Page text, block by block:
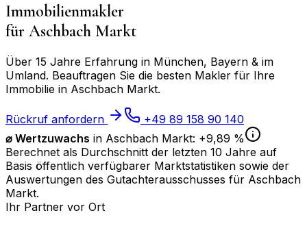
Immobilienmakler
für Aschbach Markt
Über 15 Jahre Erfahrung in München, Bayern & im
Umland. Beauftragen Sie die besten Makler für Ihre
Immobilie in Aschbach Markt.
Rückruf anfordern
+49 89 158 90 140
⌀ Wertzuwachs in Aschbach Markt: +9,89 %
Berechnet als Durchschnitt der letzten 10 Jahre auf
Basis öffentlich verfügbarer Marktstatistiken sowie der
Auswertungen des Gutachterausschusses für Aschbach
Markt.
Ihr Partner vor Ort